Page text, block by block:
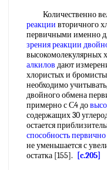
Количественно
реакции вторичного
первичными именно
зренияреакции
высокомолекулярных
алкилов дают
хлористых и
необходимо
двойного обмена
примерно с С4 до
содержащих 30
остается
способностьпервично
не уменьшается с
остатка [155].
[c.205]